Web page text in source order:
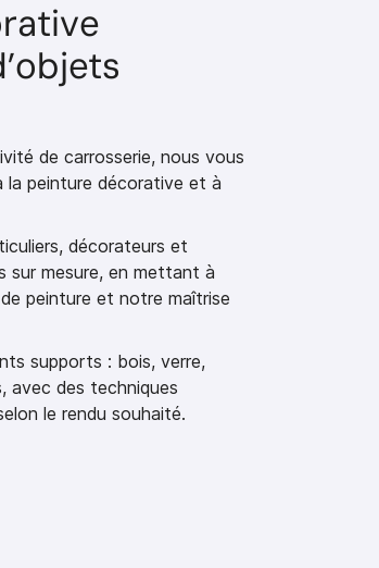
de carrosserie, nous vous
la peinture décorative et à
décorateurs et
sur mesure, en mettant à
peinture et notre maîtrise
supports : bois, verre,
avec des techniques
le rendu souhaité.